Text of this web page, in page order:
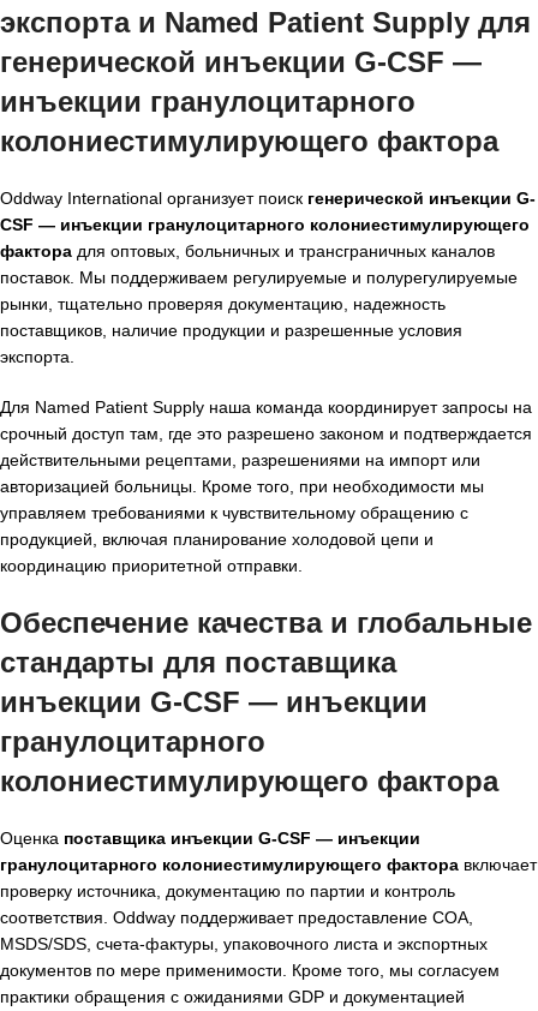
экспорта и Named Patient Supply для
генерической инъекции G-CSF —
инъекции гранулоцитарного
колониестимулирующего фактора
Oddway International организует поиск генерической инъекции G-
CSF — инъекции гранулоцитарного колониестимулирующего
фактора для оптовых, больничных и трансграничных каналов
поставок. Мы поддерживаем регулируемые и полурегулируемые
рынки, тщательно проверяя документацию, надежность
поставщиков, наличие продукции и разрешенные условия
экспорта.
Для Named Patient Supply наша команда координирует запросы на
срочный доступ там, где это разрешено законом и подтверждается
действительными рецептами, разрешениями на импорт или
авторизацией больницы. Кроме того, при необходимости мы
управляем требованиями к чувствительному обращению с
продукцией, включая планирование холодовой цепи и
координацию приоритетной отправки.
Обеспечение качества и глобальные
стандарты для поставщика
инъекции G-CSF — инъекции
гранулоцитарного
колониестимулирующего фактора
Оценка поставщика инъекции G-CSF — инъекции
гранулоцитарного колониестимулирующего фактора включает
проверку источника, документацию по партии и контроль
соответствия. Oddway поддерживает предоставление COA,
MSDS/SDS, счета-фактуры, упаковочного листа и экспортных
документов по мере применимости. Кроме того, мы согласуем
практики обращения с ожиданиями GDP и документацией